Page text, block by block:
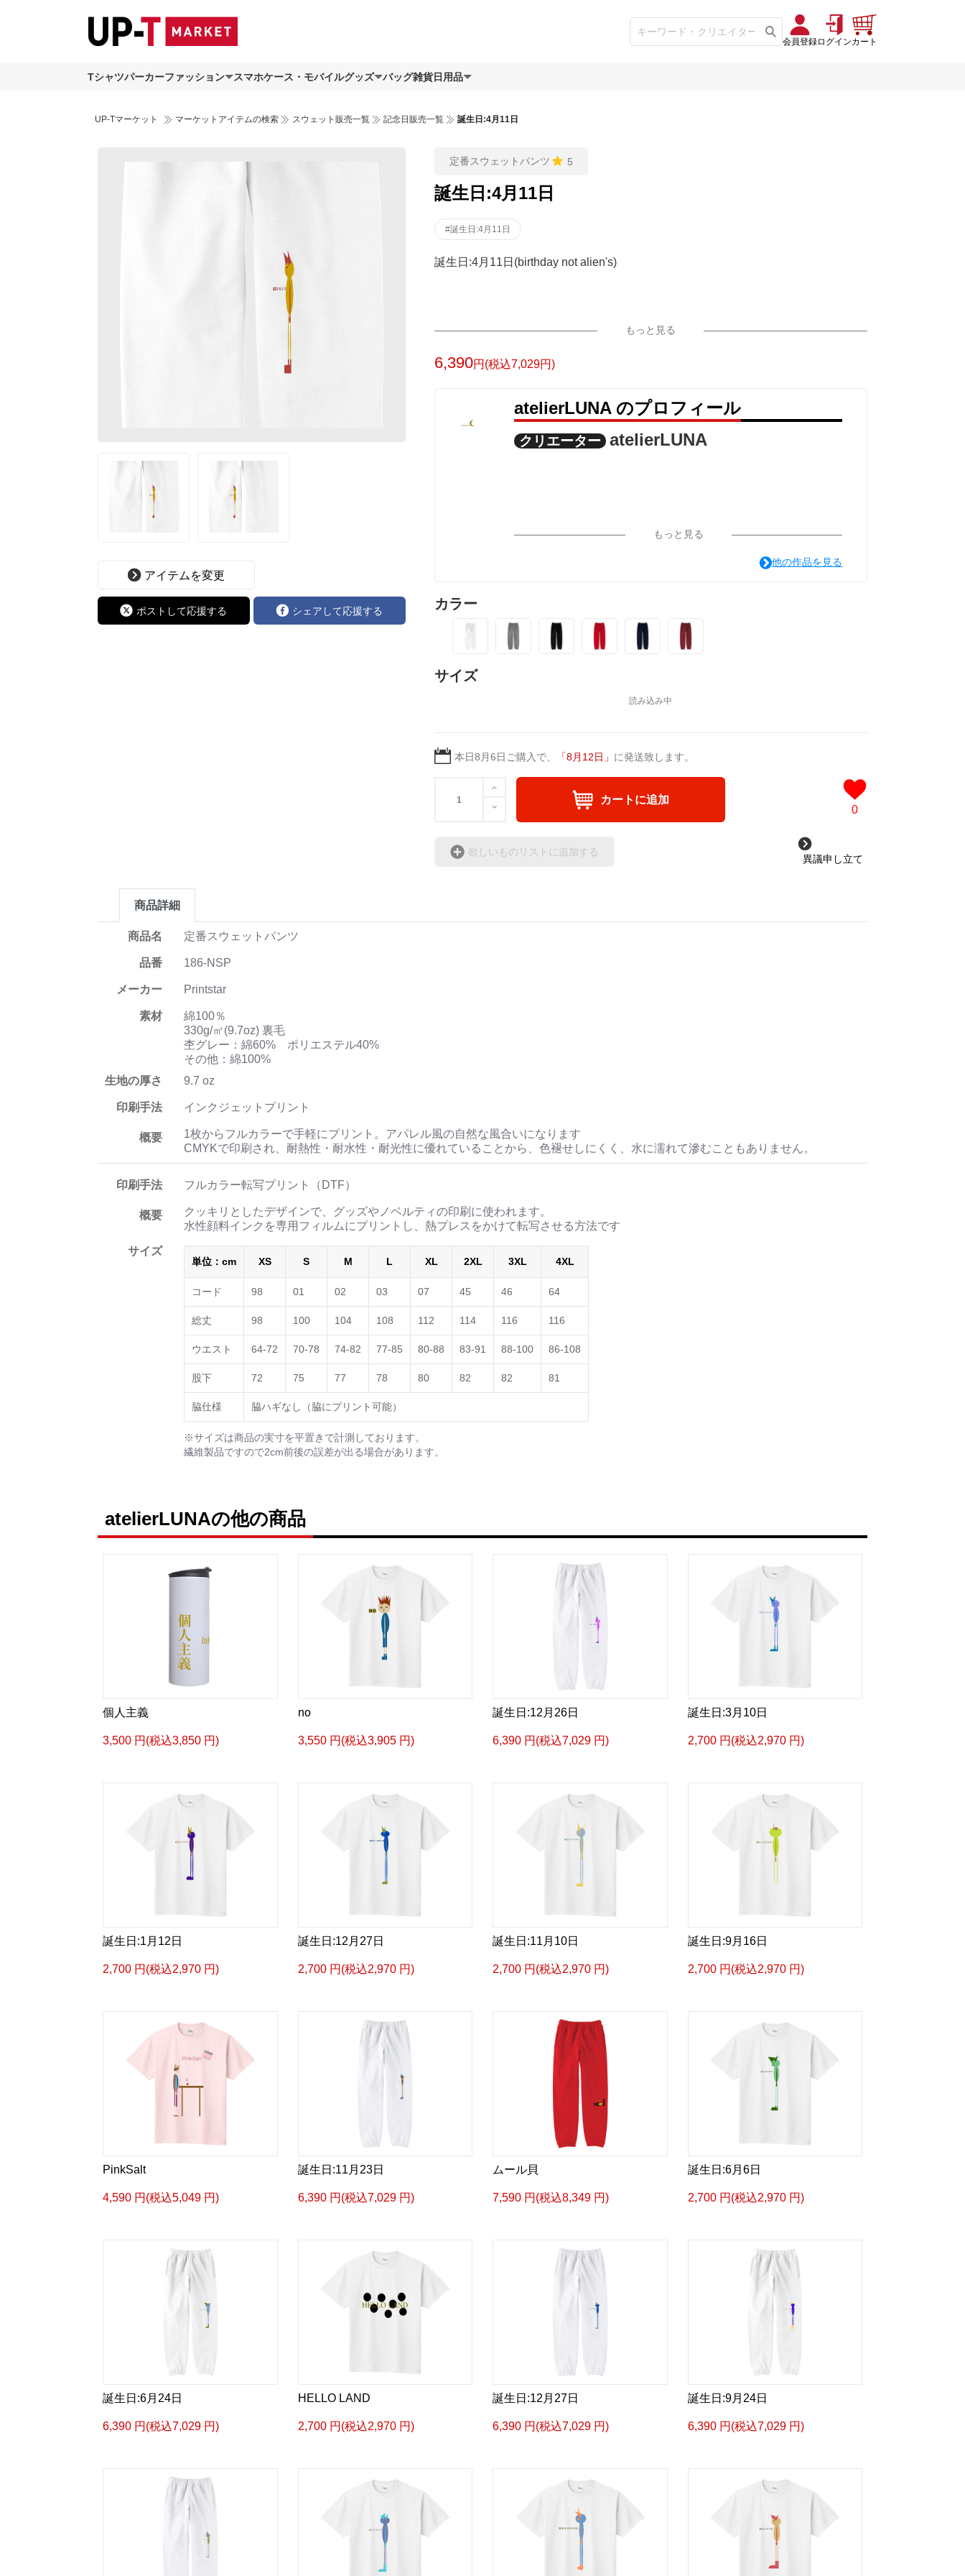
会員登録ログインカート
Tシャツパーカーファッション スマホケース・モバイルグッズ バッグ雑貨日用品
UP-Tマーケット マーケットアイテムの検索 スウェット販売一覧 記念日販売一覧 誕生日:4月11日
アイテムを変更
ポストして応援する シェアして応援する
定番スウェットパンツ 5
誕生日:4月11日
#誕生日:4月11日
誕生日:4月11日(birthday not alien's)
もっと見る
6,390円(税込7,029円)
atelierLUNA のプロフィール
クリエーター atelierLUNA
もっと見る
他の作品を見る
カラー
サイズ
本日8月6日 ご購入で、 「8月12日 」 に発送致します。
カートに追加
0
欲しいものリストに追加する
異議申し立て
商品詳細
商品名 定番スウェットパンツ
品番 186-NSP
メーカー Printstar
素材
綿100％
330g/㎡(9.7oz) 裏毛
杢グレー：綿60% ポリエステル40%
その他：綿100%
生地の厚さ
9.7 oz
印刷手法 インクジェットプリント
概要
1枚からフルカラーで手軽にプリント。アパレル風の自然な風合いになります
CMYKで印刷され、耐熱性・耐水性・耐光性に優れていることから、色褪せしにくく、水に濡れて滲むこともありません。
印刷手法 フルカラー転写プリント（DTF）
概要
クッキリとしたデザインで、グッズやノベルティの印刷に使われます。
水性顔料インクを専用フィルムにプリントし、熱プレスをかけて転写させる方法です
サイズ
単位：cm XS S M L XL 2XL 3XL 4XL
コード 98 01 02 03 07 45 46 64
総丈 98 100 104 108 112 114 116 116
ウエスト 64-72 70-78 74-82 77-85 80-88 83-91 88-100 86-108
股下 72 75 77 78 80 82 82 81
脇仕様 脇ハギなし（脇にプリント可能）
※サイズは商品の実寸を平置きで計測しております。
繊維製品ですので2cm前後の誤差が出る場合があります。
atelierLUNAの他の商品
個人主義
3,500 円(税込3,850 円)
no
3,550 円(税込3,905 円)
誕生日:12月26日
6,390 円(税込7,029 円)
誕生日:3月10日
2,700 円(税込2,970 円)
誕生日:1月12日
2,700 円(税込2,970 円)
誕生日:12月27日
2,700 円(税込2,970 円)
誕生日:11月10日
2,700 円(税込2,970 円)
誕生日:9月16日
2,700 円(税込2,970 円)
PinkSalt
4,590 円(税込5,049 円)
誕生日:11月23日
6,390 円(税込7,029 円)
ムール貝
7,590 円(税込8,349 円)
誕生日:6月6日
2,700 円(税込2,970 円)
誕生日:6月24日
6,390 円(税込7,029 円)
HELLO LAND
2,700 円(税込2,970 円)
誕生日:12月27日
6,390 円(税込7,029 円)
誕生日:9月24日
6,390 円(税込7,029 円)